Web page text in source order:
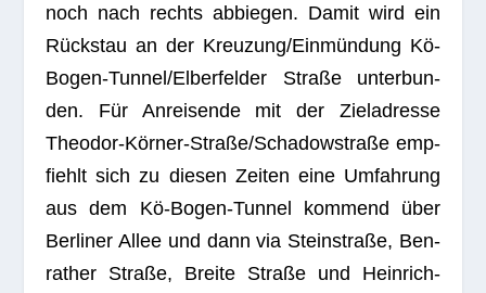
noch nach rechts abbie­gen. Damit wird ein
Rück­stau an der Kreuzung/Einmündung Kö-
Bogen-Tun­nel­/El­ber­fel­der Straße unter­bun­
den. Für Anrei­sende mit der Ziel­adresse
Theo­dor-Kör­ner-Stra­ße/­Scha­dow­straße emp­
fiehlt sich zu die­sen Zei­ten eine Umfah­rung
aus dem Kö-Bogen-Tun­nel kom­mend über
Ber­li­ner Allee und dann via Stein­straße, Ben­
ra­ther Straße, Breite Straße und Hein­rich-